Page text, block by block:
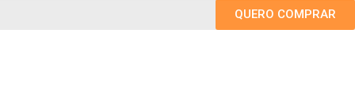
QUERO COMPRAR